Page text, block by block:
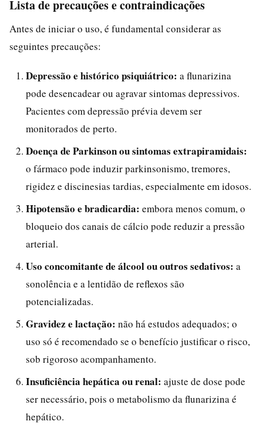
Lista de precauções e contraindicações
Antes de iniciar o uso, é fundamental considerar as
seguintes precauções:
Depressão e histórico psiquiátrico: a flunarizina
pode desencadear ou agravar sintomas depressivos.
Pacientes com depressão prévia devem ser
monitorados de perto.
Doença de Parkinson ou sintomas extrapiramidais:
o fármaco pode induzir parkinsonismo, tremores,
rigidez e discinesias tardias, especialmente em idosos.
Hipotensão e bradicardia: embora menos comum, o
bloqueio dos canais de cálcio pode reduzir a pressão
arterial.
Uso concomitante de álcool ou outros sedativos: a
sonolência e a lentidão de reflexos são
potencializadas.
Gravidez e lactação: não há estudos adequados; o
uso só é recomendado se o benefício justificar o risco,
sob rigoroso acompanhamento.
Insuficiência hepática ou renal: ajuste de dose pode
ser necessário, pois o metabolismo da flunarizina é
hepático.